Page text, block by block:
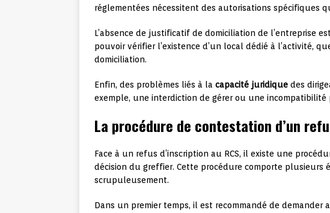
réglementées nécessitent des autorisations spécifiques
L’absence de justificatif de domiciliation de l’entreprise
pouvoir vérifier l’existence d’un local dédié à l’activité,
domiciliation.
Enfin, des problèmes liés à la capacité juridique des
exemple, une interdiction de gérer ou une incompatibilité
La procédure de contestation d’un
Face à un refus d’inscription au RCS, il existe une
décision du greffier. Cette procédure comporte plusieurs
scrupuleusement.
Dans un premier temps, il est recommandé de